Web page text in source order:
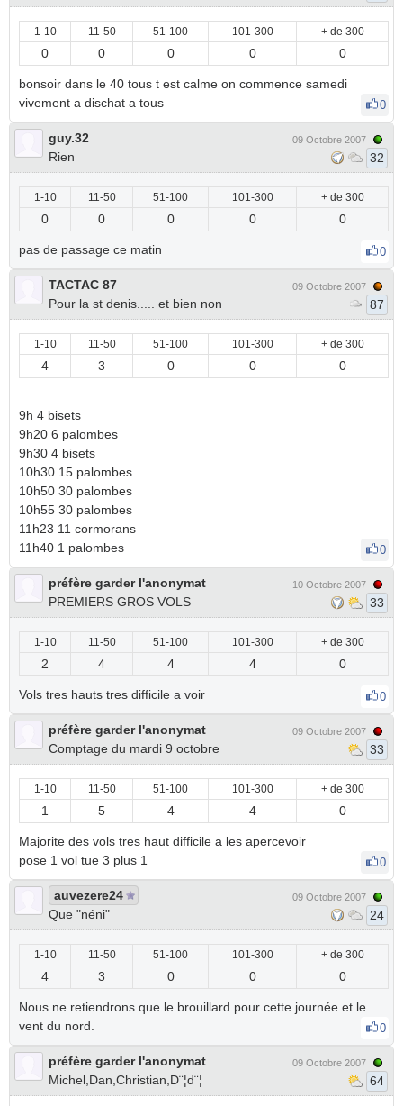
1-10 11-50 51-100 101-300 + de 300
0 0 0 0 0
bonsoir dans le 40 tous t est calme on commence samedi
vivement a dischat a tous
0
guy.32
Rien
09 Octobre 2007
32
1-10 11-50 51-100 101-300 + de 300
0 0 0 0 0
pas de passage ce matin 0
TACTAC 87
Pour la st denis..... et bien non
09 Octobre 2007
87
1-10 11-50 51-100 101-300 + de 300
4 3 0 0 0
9h 4 bisets
9h20 6 palombes
9h30 4 bisets
10h30 15 palombes
10h50 30 palombes
10h55 30 palombes
11h23 11 cormorans
11h40 1 palombes
0
préfère garder l'anonymat
PREMIERS GROS VOLS
10 Octobre 2007
33
1-10 11-50 51-100 101-300 + de 300
2 4 4 4 0
Vols tres hauts tres difficile a voir 0
préfère garder l'anonymat
Comptage du mardi 9 octobre
09 Octobre 2007
33
1-10 11-50 51-100 101-300 + de 300
1 5 4 4 0
Majorite des vols tres haut difficile a les apercevoir
pose 1 vol tue 3 plus 1
0
auvezere24
Que "néni"
09 Octobre 2007
24
1-10 11-50 51-100 101-300 + de 300
4 3 0 0 0
Nous ne retiendrons que le brouillard pour cette journée et le
vent du nord.
0
préfère garder l'anonymat
Michel,Dan,Christian,D¨¦d¨¦
09 Octobre 2007
64